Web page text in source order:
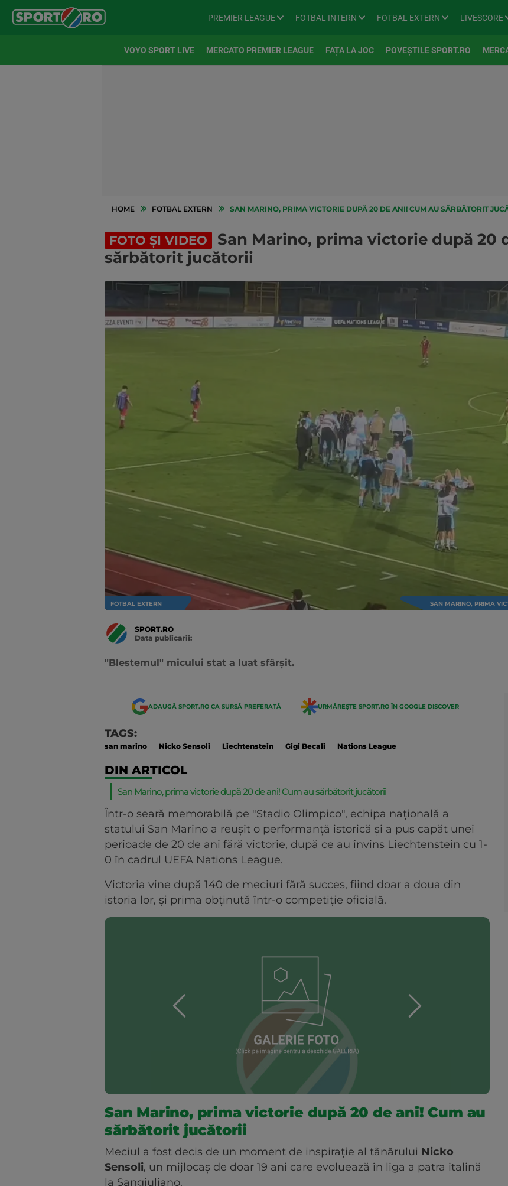
PREMIER LEAGUE FOTBAL INTERN FOTBAL EXTERN LIVESCORE
VOYO SPORT LIVE MERCATO PREMIER LEAGUE FAȚA LA JOC POVEȘTILE SPORT.RO
HOME FOTBAL EXTERN SAN MARINO, PRIMA VICTORIE DUPĂ 20 DE ANI! CUM AU SĂRBĂTORIT
FOTO ȘI VIDEO
San Marino, prima victorie după 20
sărbătorit jucătorii
FOTBAL EXTERN SAN MARINO, PRIMA
SPORT.RO
Data publicarii:
"Blestemul" micului stat a luat sfârșit.
ADAUGĂ SPORT.RO CA SURSĂ PREFERATĂ URMĂREȘTE SPORT.RO ÎN GOOGLE DISCOVER
TAGS:
san marino Nicko Sensoli Liechtenstein Gigi Becali Nations League
DIN ARTICOL
San Marino, prima victorie după 20 de ani! Cum au sărbătorit jucătorii
Într-o seară memorabilă pe "Stadio Olimpico", echipa națională a
statului San Marino a reușit o performanță istorică și a pus capăt unei
perioade de 20 de ani fără victorie, după ce au învins Liechtenstein cu 1-
0 în cadrul UEFA Nations League.
Victoria vine după 140 de meciuri fără succes, fiind doar a doua din
istoria lor, și prima obținută într-o competiție oficială.
San Marino, prima victorie după 20 de ani! Cum au
sărbătorit jucătorii
Meciul a fost decis de un moment de inspirație al tânărului Nicko
Sensoli, un mijlocaș de doar 19 ani care evoluează în liga a patra italină
la Sangiuliano.